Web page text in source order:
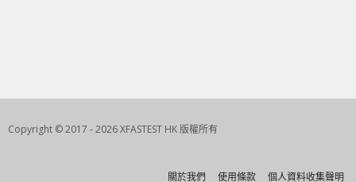
Copyright © 2017 - 2026 XFASTEST HK 版權所有
關於我們 使用條款 個人資料收集聲明